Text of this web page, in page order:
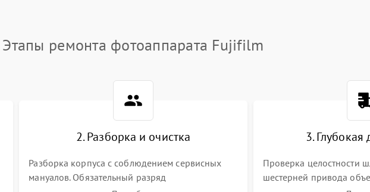
Этапы ремонта фотоаппарата Fujifilm
2. Разборка и очистка
Разборка корпуса с соблюдением сервисных
мануалов. Обязательный разряд
3. Глубокая
Проверка целостности
шестерней привода